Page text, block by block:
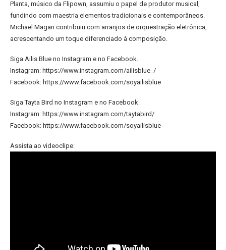
Planta, músico da Flipown, assumiu o papel de produtor musical,
fundindo com maestria elementos tradicionais e contemporâneos.
Michael Magan contribuiu com arranjos de orquestração eletrônica,
acrescentando um toque diferenciado à composição.
Siga Ailis Blue no Instagram e no Facebook.
Instagram: https://www.instagram.com/ailisblue_/
Facebook: https://www.facebook.com/soyailisblue
Siga Tayta Bird no Instagram e no Facebook:
Instagram: https://www.instagram.com/taytabird/
Facebook: https://www.facebook.com/soyailisblue
Assista ao videoclipe: